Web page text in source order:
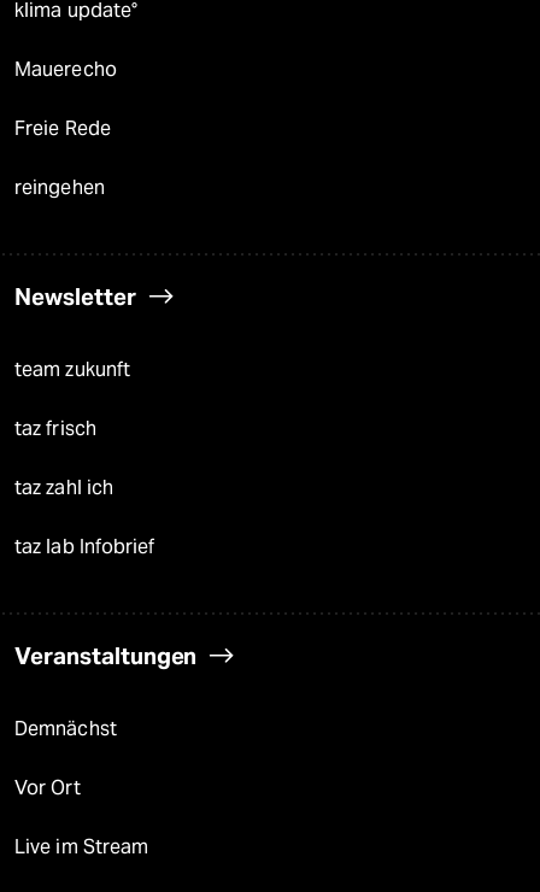
klima update°
Mauerecho
Freie Rede
reingehen
Newsletter
team zukunft
taz frisch
taz zahl ich
taz lab Infobrief
Veranstaltungen
Demnächst
Vor Ort
Live im Stream